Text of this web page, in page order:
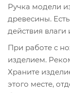
Ручка модели
древесины.
действия влаги
При работе с
изделием.
Храните
этого месте,